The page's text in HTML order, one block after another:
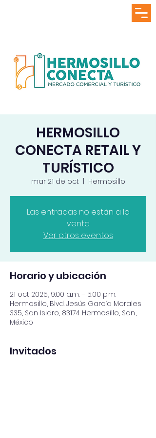
HERMOSILLO
CONECTA RETAIL Y
TURÍSTICO
mar 21 de oct Hermosillo
Las entradas no están a la
venta
Ver otros eventos
Horario y ubicación
21 oct 2025, 9:00 a.m. – 5:00 p.m.
Hermosillo, Blvd. Jesús García Morales
335, San Isidro, 83174 Hermosillo, Son.,
México
Invitados